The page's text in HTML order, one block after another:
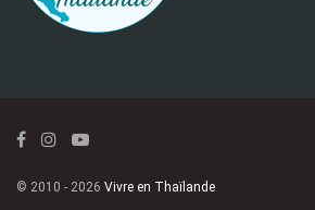
© 2010 - 2026 Vivre en Thaïlande